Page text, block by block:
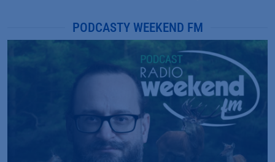
PODCASTY WEEKEND FM